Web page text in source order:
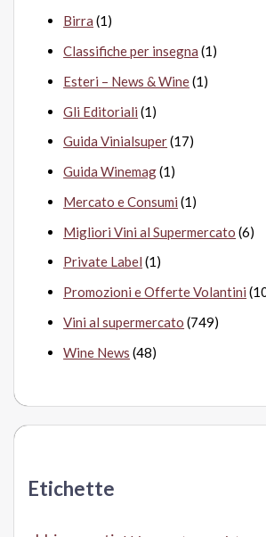
Birra (1)
Classifiche per insegna (1)
Esteri – News & Wine(1)
Gli Editoriali (1)
Guida Vinialsuper(17)
Guida Winemag(1)
Mercato e Consumi (1)
Migliori Vini al Supermercato (6)
Private Label (1)
Promozioni e Offerte Volantini
Vini al supermercato (749)
Wine News (48)
Etichette